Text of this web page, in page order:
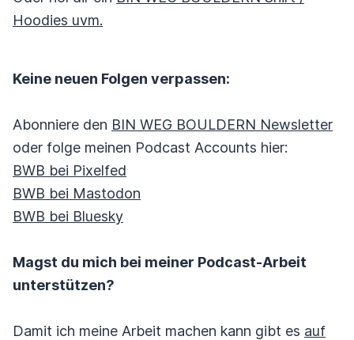
Hoodies uvm.
Keine neuen Folgen verpassen:
Abonniere den BIN WEG BOULDERN Newsletter
oder folge meinen Podcast Accounts hier:
BWB bei Pixelfed
BWB bei Mastodon
BWB bei Bluesky
Magst du mich bei meiner Podcast-Arbeit
unterstützen?
Damit ich meine Arbeit machen kann gibt es auf